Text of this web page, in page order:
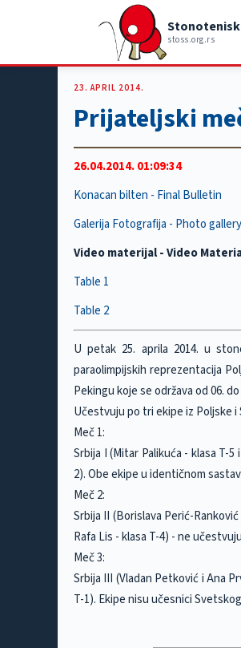
stoss.org.rs
23. APRIL 2014.
Prijateljski
26.04.2014. 01:09:34
Konacan bilten - Final Bulletin
Galerija Fotografija - Photo gallery
Video materijal - Video
Table 1
Table 2
U petak 25. aprila 2014. u
paraolimpijskih reprezentacija
Pekingu koje se održava od 06.
Učestvuju po tri ekipe iz Poljske i
Meč 1:
Srbija I (Mitar Palikuća - klasa T-
2). Obe ekipe u identičnom
Meč 2:
Srbija II (Borislava Perić-
Rafa Lis - klasa T-4) - ne
Meč 3:
Srbija III (Vladan Petković i Ana
T-1). Ekipe nisu učesnici